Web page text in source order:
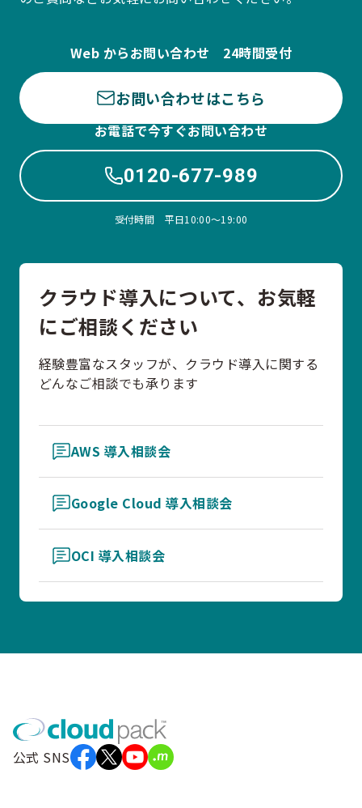
Web からお問い合わせ 24時間受付
お問い合わせはこちら
お電話で今すぐお問い合わせ
0120-677-989
受付時間 平日10:00〜19:00
クラウド導入について、お気軽
にご相談ください
経験豊富なスタッフが、クラウド導入に関する
どんなご相談でも承ります
AWS 導入相談会
Google Cloud 導入相談会
OCI 導入相談会
公式 SNS